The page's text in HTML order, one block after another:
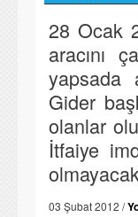
28 Ocak
aracını
yapsada
Gider
olanlar
İtfaiye
03 Şubat 2012 /